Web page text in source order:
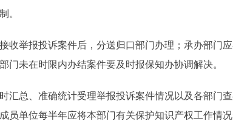
。
举报投诉案件后，分送归口部门办理；承办部门
门未在时限内办结案件要及时报保知办协调解决。
总、准确统计受理举报投诉案件情况以及各部门
员单位每半年应将本部门有关保护知识产权工作情